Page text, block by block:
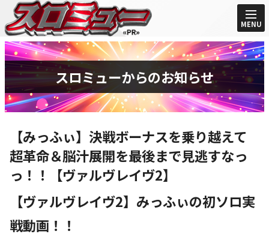
MENU
スロミューからのお知らせ
【みっふぃ】決戦ボーナスを乗り越えて
超革命＆脳汁展開を最後まで見逃すなっ
っ！！【ヴァルヴレイヴ2】
【ヴァルヴレイヴ2】みっふぃの初ソロ実
戦動画！！